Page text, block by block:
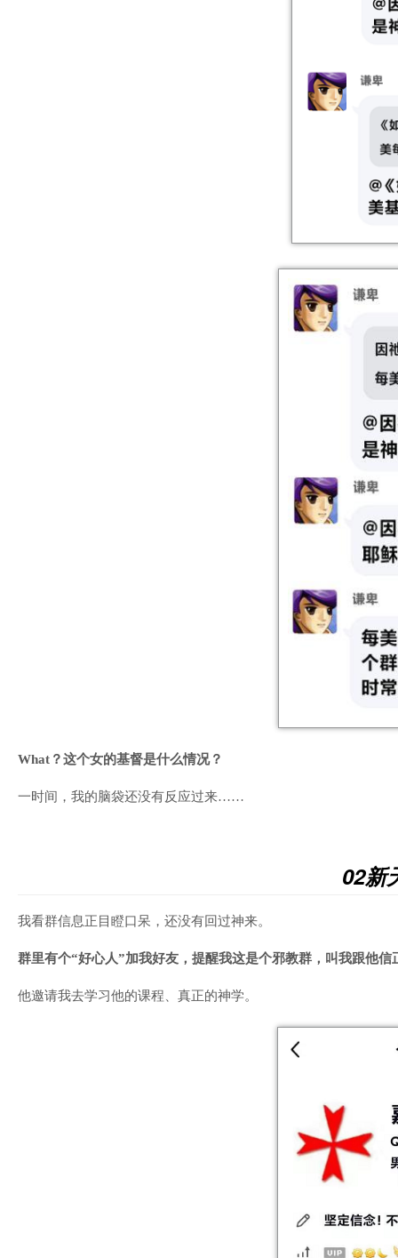
What？这个女的基督是什么情况？
一时间，我的脑袋还没有反应过来……
02新
我看群信息正目瞪口呆，还没有回过神来。
群里有个“好心人”加我好友，提醒我这是个邪教群，叫我跟他信
他邀请我去学习他的课程、真正的神学。